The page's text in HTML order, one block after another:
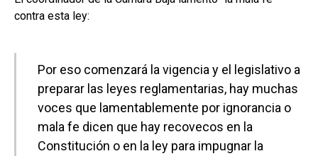
contra esta ley:
Por eso comenzará la vigencia y el legislativo a
preparar las leyes reglamentarias, hay muchas
voces que lamentablemente por ignorancia o
mala fe dicen que hay recovecos en la
Constitución o en la ley para impugnar la